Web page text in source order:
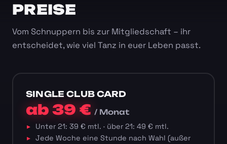
PREISE
Vom Schnuppern bis zur Mitgliedschaft – ihr
entscheidet, wie viel Tanz in euer Leben passt.
SINGLE CLUB CARD
ab 39 €/ Monat
Unter 21: 39 € mtl. · über 21: 49 € mtl.
Jede Woche eine Stunde nach Wahl (außer